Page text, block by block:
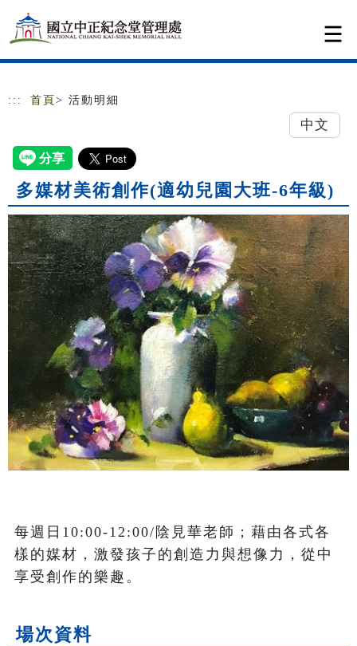
跳到主要內容
網站導覽
::: 首頁 > 活動明細
中文
多媒材美術創作(適幼兒園大班-6年級)
每週日10:00-12:00/陰見華老師；藉由各式各
樣的媒材，激發孩子的創造力與想像力，從中
享受創作的樂趣。
場次資料